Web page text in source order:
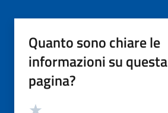
Quanto sono chiare le
informazioni su questa
pagina?
Valutazione